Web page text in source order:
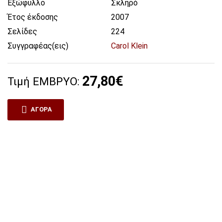
ΒΙΟΛΟΓΙΑ-ΒΙΟΧΗΜΕΙΑ-
ΜΙΚΡΟΒΙΟΛΟΓΙΑ
ΦΥΤΟΠΡΟΣΤΑΣΙΑ
Εξώφυλλο
Σκληρό
Έτος έκδοσης
2007
Σελίδες
224
Συγγραφέας(εις)
Carol Klein
Τιμή ΕΜΒΡΥΟ: 27,80€
ΑΓΟΡΑ